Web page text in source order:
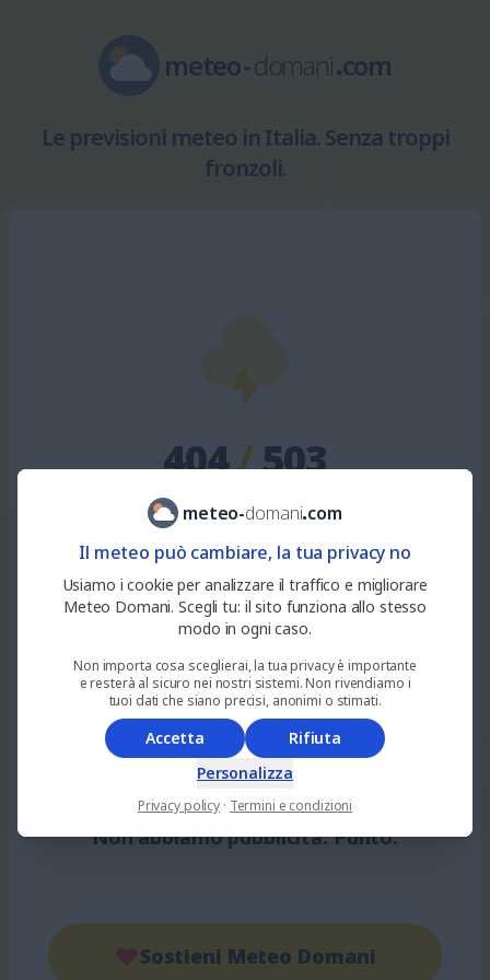
meteo-domani.com
Le previsioni meteo in Italia. Senza troppi
fronzoli.
404/503
Pagina non trovata... o server fuso!
Dal 2024 offriamo previsioni meteo
. Siamo passati da poche
migliaia amilioni di visite mensili. A
volte, semplicemente, l'indirizzo è
sbagliato... altre voltei nostri
server finiscono le risorse!
Non abbiamo pubblicità. Punto.
Sostieni Meteo Domani
meteo-domani.com
Il meteo può cambiare, la tua privacy no
Usiamo i cookie per analizzare il traffico e migliorare
Meteo Domani. Scegli tu: il sito funziona allo stesso
modo in ogni caso.
Non importa cosa sceglierai, la tua privacy è importante
e resterà al sicuro nei nostri sistemi. Non rivendiamo i
tuoi dati che siano precisi, anonimi o stimati.
Accetta
Rifiuta
Personalizza
Privacy policy · Termini e condizioni